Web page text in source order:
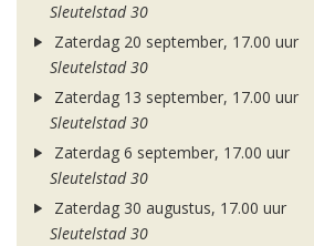
Sleutelstad 30
Zaterdag 20 september, 17.00 uur
Sleutelstad 30
Zaterdag 13 september, 17.00 uur
Sleutelstad 30
Zaterdag 6 september, 17.00 uur
Sleutelstad 30
Zaterdag 30 augustus, 17.00 uur
Sleutelstad 30